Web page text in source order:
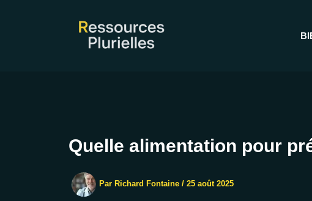
Quelle alimentation pour
Par Richard Fontaine / 25 août 2025